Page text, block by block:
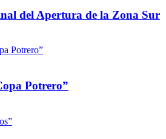
del Apertura de la Zona Sur
Potrero”